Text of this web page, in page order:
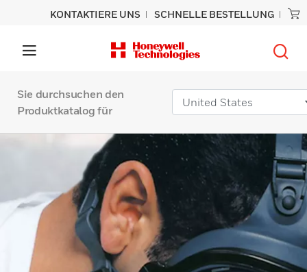
KONTAKTIERE UNS SCHNELLE BESTELLUNG
Sie durchsuchen den
Produktkatalog für